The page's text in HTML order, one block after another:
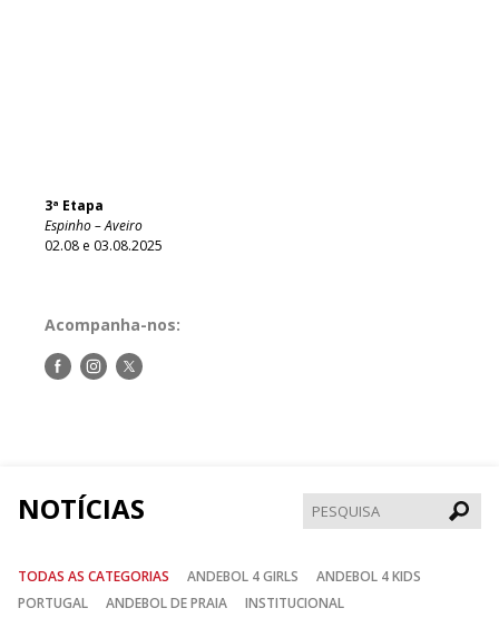
3ª Etapa
Espinho – Aveiro
02.08 e 03.08.2025
Acompanha-nos:
Siga-Siga-Siga-
NOTÍCIAS
TODAS AS CATEGORIAS ANDEBOL 4 GIRLS
ANDEBOL 4 KIDS
PORTUGAL
ANDEBOL DE PRAIA
INSTITUCIONAL